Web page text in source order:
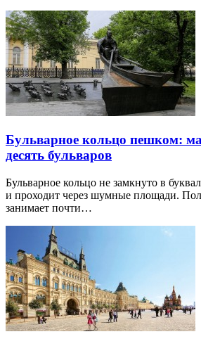
Бульварное кольцо пешком:
десять бульваров
Бульварное кольцо не замкнуто в
и проходит через шумные площади.
занимает почти…